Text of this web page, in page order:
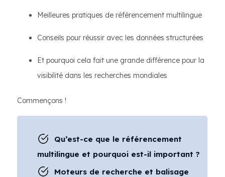
Meilleures pratiques de référencement multilingue
Conseils pour réussir avec les données structurées
Et pourquoi cela fait une grande différence pour la
visibilité dans les recherches mondiales
Commençons !
Qu’est-ce que le référencement
multilingue et pourquoi est-il important ?
Moteurs de recherche et balisage